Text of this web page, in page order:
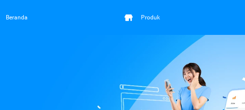
Beranda Produk